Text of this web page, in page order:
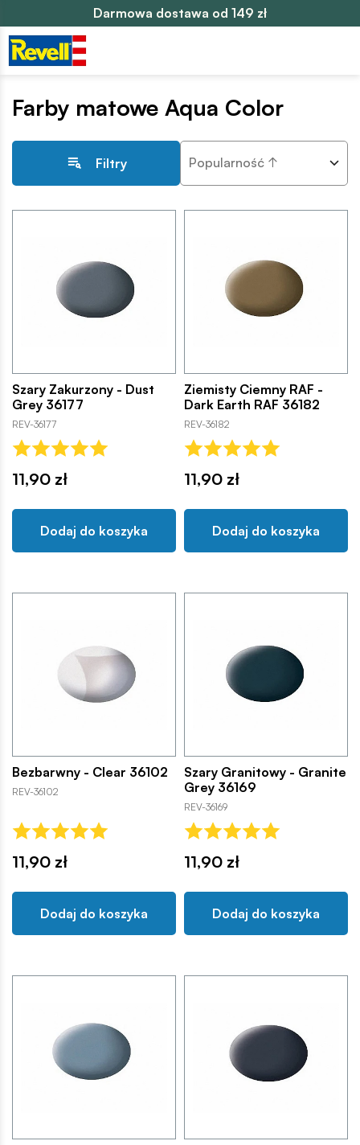
Darmowa dostawa od 149 zł
Farby matowe Aqua Color
Filtry Popularność ↑
Szary Zakurzony - Dust
Grey 36177
REV-36177
11,90 zł
Dodaj do koszyka
Ziemisty Ciemny RAF -
Dark Earth RAF 36182
REV-36182
11,90 zł
Dodaj do koszyka
Bezbarwny - Clear 36102
REV-36102
11,90 zł
Dodaj do koszyka
Szary Granitowy - Granite
Grey 36169
REV-36169
11,90 zł
Dodaj do koszyka